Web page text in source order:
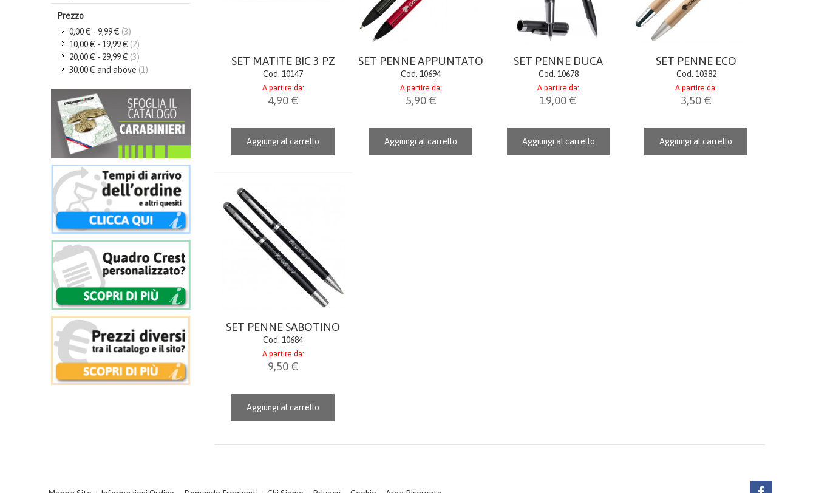
SET MATITE BIC 3 PZ
Cod. 10147
A partire da:
4,90 €
Aggiungi al carrello
SET PENNE APPUNTATO
Cod. 10694
A partire da:
5,90 €
Aggiungi al carrello
SET PENNE DUCA
Cod. 10678
A partire da:
19,00 €
Aggiungi al carrello
SET PENNE ECO
Cod. 10382
A partire da:
3,50 €
Aggiungi al carrello
SET PENNE SABOTINO
Cod. 10684
A partire da:
9,50 €
Aggiungi al carrello
Prezzo
0,00 € - 9,99 € (3)
10,00 € - 19,99 € (2)
20,00 € - 29,99 € (3)
30,00 € and above (1)